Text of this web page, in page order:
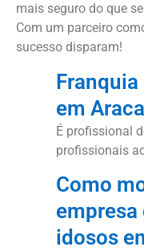
mais seguro do que
Com um parceiro
sucesso disparam!
Franquia
em
É profissional
profissionais
Como
empresa
idosos